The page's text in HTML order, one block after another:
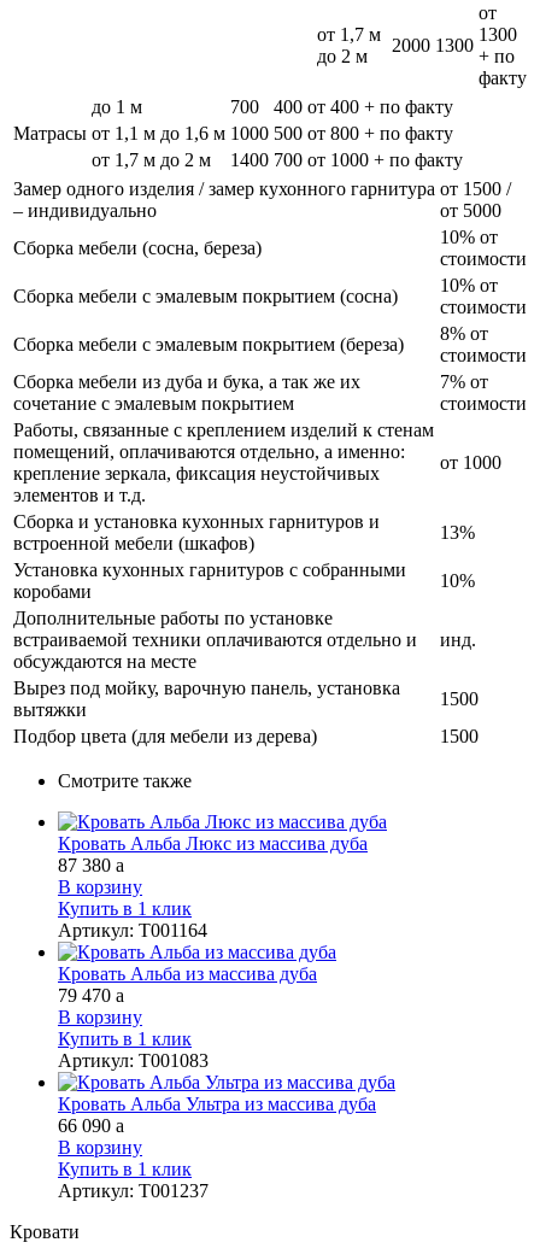
от 1,7 м
до 2 м
2000 1300
от
1300
+ по
факту
Матрасы
до 1 м 700 400 от 400 + по факту
от 1,1 м до 1,6 м 1000 500 от 800 + по факту
от 1,7 м до 2 м
1400 700 от 1000 + по факту
Замер одного изделия / замер кухонного гарнитура
– индивидуально
от 1500 /
от 5000
Сборка мебели (сосна, береза)
10% от
стоимости
Сборка мебели с эмалевым покрытием (сосна)
10% от
стоимости
Сборка мебели с эмалевым покрытием (береза)
8% от
стоимости
Сборка мебели из дуба и бука, а так же их
сочетание с эмалевым покрытием
7% от
стоимости
Работы, связанные с креплением изделий к стенам
помещений, оплачиваются отдельно, а именно:
крепление зеркала, фиксация неустойчивых
элементов и т.д.
от 1000
Сборка и установка кухонных гарнитуров и
встроенной мебели (шкафов)
13%
Установка кухонных гарнитуров с собранными
коробами
10%
Дополнительные работы по установке
встраиваемой техники оплачиваются отдельно и
обсуждаются на месте
инд.
Вырез под мойку, варочную панель, установка
вытяжки
1500
Подбор цвета (для мебели из дерева)
1500
Смотрите также
Кровать Альба Люкс из массива дуба
87 380 a
В корзину
Купить в 1 клик
Артикул: Т001164
Кровать Альба из массива дуба
79 470 a
В корзину
Купить в 1 клик
Артикул: Т001083
Кровать Альба Ультра из массива дуба
66 090 a
В корзину
Купить в 1 клик
Артикул: Т001237
Кровати